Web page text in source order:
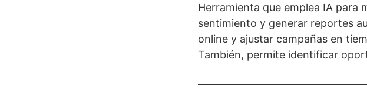
Herramienta que emplea IA para
sentimiento y generar reportes
online y ajustar campañas en
También, permite identificar